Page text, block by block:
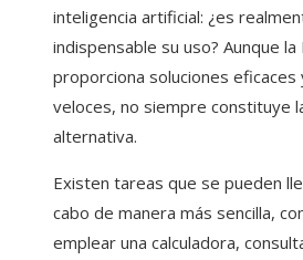
inteligencia artificial: ¿es
indispensable su uso? Aunque la
proporciona soluciones eficaces
veloces, no siempre constituye
alternativa.
Existen tareas que se pueden
cabo de manera más sencilla,
emplear una calculadora,